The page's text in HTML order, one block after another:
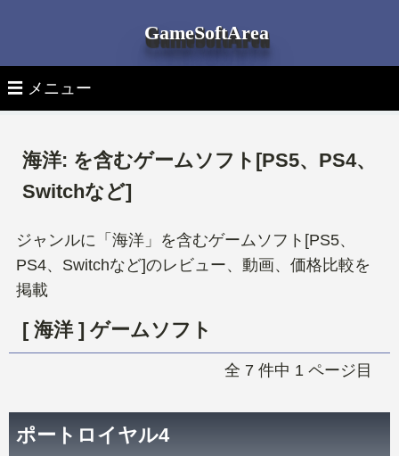
GameSoftArea
☰ メニュー
全ゲームソフト発売日一覧
PS5ゲームソフト
PS4ゲームソフト
Switchゲームソフト
PCゲームソフト
▽ 機種別ゲームソフト発売日
全機種 新作ゲーム
PlayStation 5 新作ゲーム
PlayStation 4 新作ゲーム
Xbox Series X|S 新作ゲーム
最新ゲーム機 本体
PlayStation 5本体
▽ ゲームソフトを探す
タイトル検索
海洋: を含むゲームソフト[PS5、PS4、
Switchなど]
ジャンルに「海洋」を含むゲームソフト[PS5、
PS4、Switchなど]のレビュー、動画、価格比較を
掲載
[ 海洋 ] ゲームソフト
全 7 件中 1 ページ目
ポートロイヤル4